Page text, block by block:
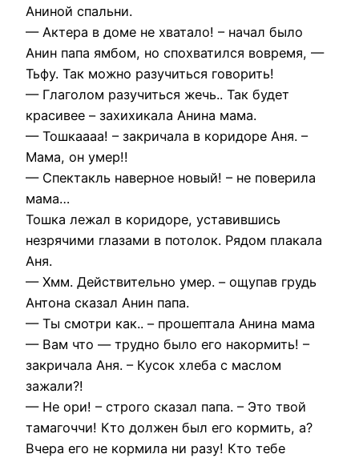
Аниной спальни.
— Актера в доме не хватало! – начал было
Анин папа ямбом, но спохватился вовремя, —
Тьфу. Так можно разучиться говорить!
— Глаголом разучиться жечь.. Так будет
красивее – захихикала Анина мама.
— Тошкаааа! – закричала в коридоре Аня. –
Мама, он умер!!
— Спектакль наверное новый! – не поверила
мама…
Тошка лежал в коридоре, уставившись
незрячими глазами в потолок. Рядом плакала
Аня.
— Хмм. Действительно умер. – ощупав грудь
Антона сказал Анин папа.
— Ты смотри как.. – прошептала Анина мама
— Вам что — трудно было его накормить! –
закричала Аня. – Кусок хлеба с маслом
зажали?!
— Не ори! – строго сказал папа. – Это твой
тамагоччи! Кто должен был его кормить, а?
Вчера его не кормила ни разу! Кто тебе